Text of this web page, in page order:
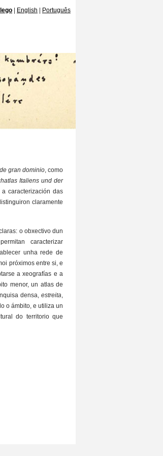
English Português
gran dominio, como
Italiens und der
caracterización das
claramente
o obxectivo dun
caracterizar
unha rede de
próximos entre si, e
a xeografías e a
menor, un atlas de
densa, estreita,
o ámbito, e utiliza un
do territorio que